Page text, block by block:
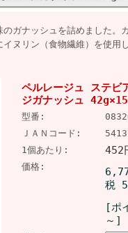
ガナッシュを詰めました。
ヌリン（食物繊維）を使用
ペルレージュ ステビ
ジガナッシュ
型番:
ＪＡＮコード:
1個あたり:
452
価格:
税
[ポ
～]